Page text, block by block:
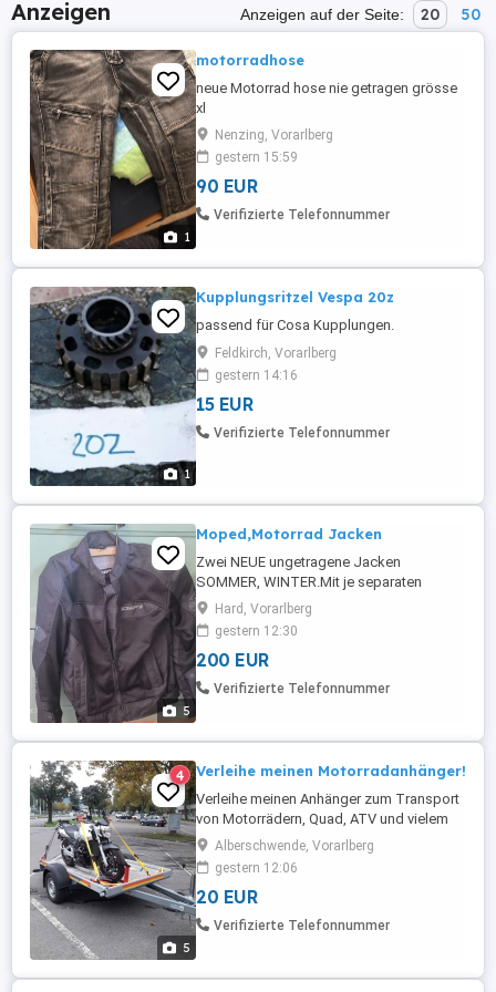
Anzeigen Anzeigen auf der Seite: 20 50
1
motorradhose
neue Motorrad hose nie getragen grösse
xl
Nenzing, Vorarlberg
gestern 15:59
90 EUR
Verifizierte Telefonnummer
1
Kupplungsritzel Vespa 20z
passend für Cosa Kupplungen.
Feldkirch, Vorarlberg
gestern 14:16
15 EUR
Verifizierte Telefonnummer
5
Moped,Motorrad Jacken
Zwei NEUE ungetragene Jacken
SOMMER, WINTER.Mit je separaten
Rückenprotektoren.GrößeL Damen.NP:400
.
Hard, Vorarlberg
gestern 12:30
200 EUR
Verifizierte Telefonnummer
5
4 Verleihe meinen Motorradanhänger!
Verleihe meinen Anhänger zum Transport
von Motorrädern, Quad, ATV und vielem
mehr! Fragen können nur am Telefon
zwischen 18 und 19 Uhr beantwortet
werden! Abholung und Rückgabe nur von
18 bis 19Uhr in A-6861 Alberschwende!
EUR 20,- je angefangenen 24 Stunden, ab
Alberschwende, Vorarlberg
gestern 12:06
20 EUR
Verifizierte Telefonnummer